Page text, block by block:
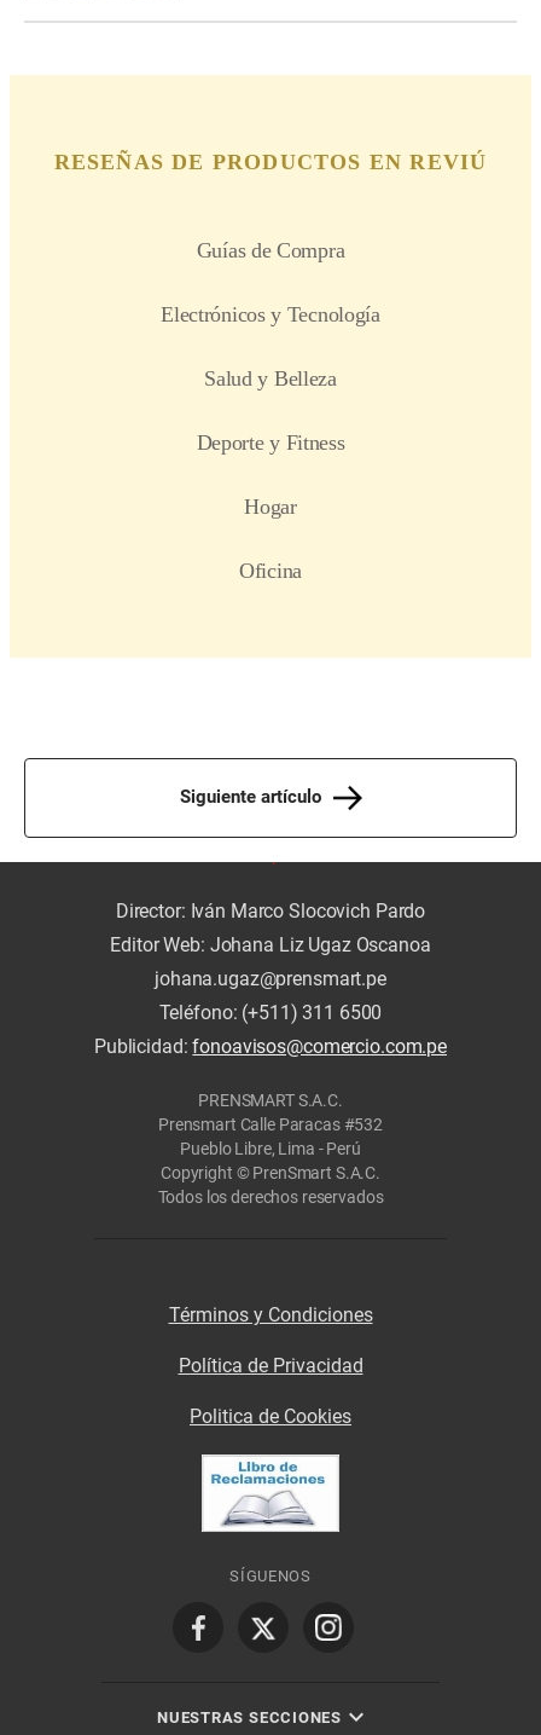
Siguiente artículo
Director: Iván Marco Slocovich Pardo
Editor Web: Johana Liz Ugaz Oscanoa
johana.ugaz@prensmart.pe
Teléfono: (+511) 311 6500
Publicidad:fonoavisos@comercio.com.pe
PRENSMART S.A.C.
Prensmart Calle Paracas #532
Pueblo Libre, Lima - Perú
Copyright © PrenSmart S.A.C.
Todos los derechos reservados
Términos y Condiciones
Política de Privacidad
Politica de Cookies
SÍGUENOS
NUESTRAS SECCIONES